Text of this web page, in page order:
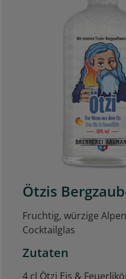
Ötzis
Fruchtig, würzige
Cocktailglas
Zutaten
4 cl Ötzi Eis &